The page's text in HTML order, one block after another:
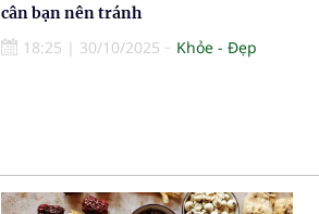
cân bạn nên tránh
18:25 | 30/10/2025 Khỏe - Đẹp